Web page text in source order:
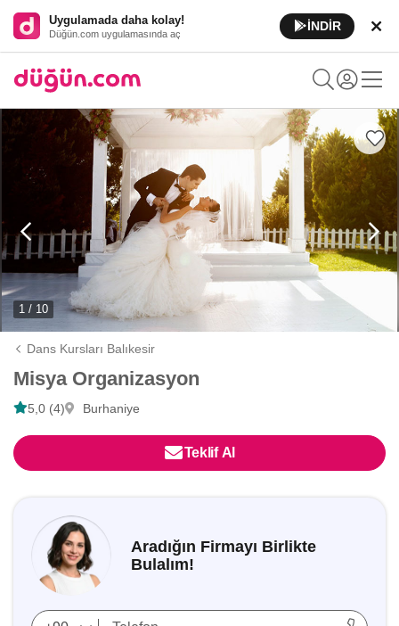
Uygulamada daha kolay!
Düğün.com uygulamasında aç
İNDİR
1 / 10
Dans Kursları Balıkesir
Misya Organizasyon
5,0 (4) Burhaniye
Teklif Al
Aradığın Firmayı Birlikte
Bulalım!